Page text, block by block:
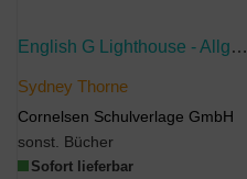
English G Lighthouse - Allgemeine Ausgabe - Band 4: 8. Schuljahr
Sydney Thorne
Cornelsen Schulverlage GmbH
sonst. Bücher
Sofort lieferbar